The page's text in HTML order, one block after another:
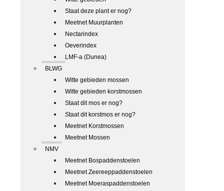
Staat deze plant er nog?
Meetnet Muurplanten
Nectarindex
Oeverindex
LMF-a (Dunea)
BLWG
Witte gebieden mossen
Witte gebieden korstmossen
Staat dit mos er nog?
Staat dit korstmos er nog?
Meetnet Korstmossen
Meetnet Mossen
NMV
Meetnet Bospaddenstoelen
Meetnet Zeereeppaddenstoelen
Meetnet Moeraspaddenstoelen